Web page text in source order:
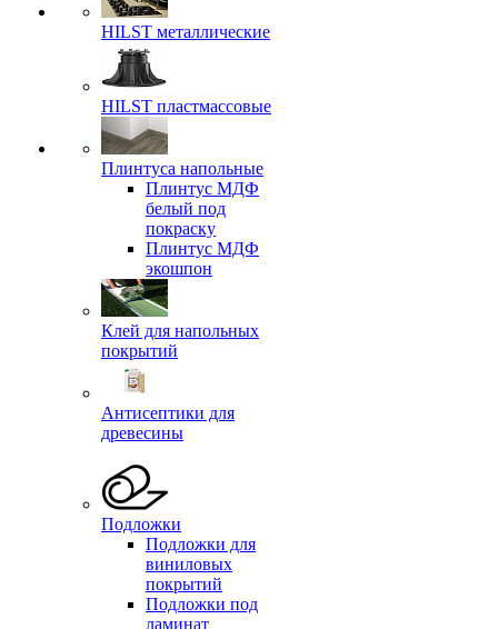
HILST металлические
HILST пластмассовые
Плинтуса напольные
Плинтус МДФ
белый под
покраску
Плинтус МДФ
экошпон
Клей для напольных
покрытий
Антисептики для
древесины
Подложки
Подложки для
виниловых
покрытий
Подложки под
ламинат